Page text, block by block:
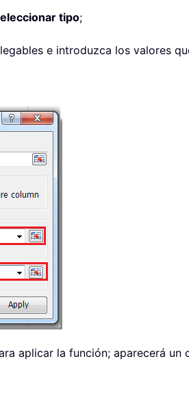
tipo;
e introduzca los valores
aplicar la función; aparecerá un